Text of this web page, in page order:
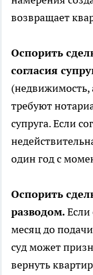
возвращает
Оспорить
согласия
(недвижимость,
требуют
супруга. Если
один год с
Оспорить
разводом.Если
месяц до
суд может
вернуть